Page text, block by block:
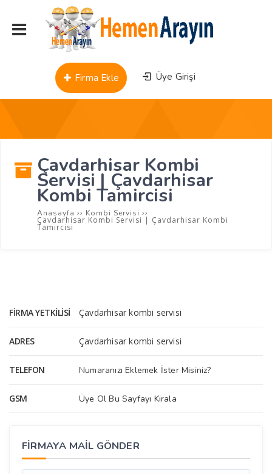
Üye Girişi
Firma Ekle
Çavdarhisar Kombi
Servisi | Çavdarhisar
Kombi Tamircisi
Anasayfa ›› Kombi Servisi ››
Çavdarhisar Kombi Servisi | Çavdarhisar Kombi
Tamircisi
FIRMA YETKILISI Çavdarhisar kombi servisi
ADRES Çavdarhisar kombi servisi
TELEFON Numaranızı Eklemek İster Misiniz?
GSM Üye Ol Bu Sayfayı Kirala
FİRMAYA MAİL GÖNDER